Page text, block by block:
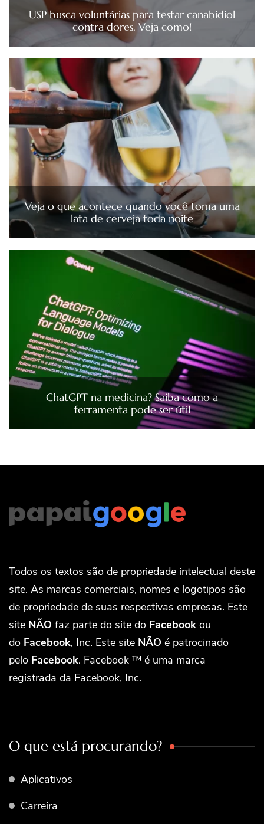
USP busca voluntárias para testar canabidiol
contra dores. Veja como!
Veja o que acontece quando você toma uma
lata de cerveja toda noite
ChatGPT na medicina? Saiba como a
ferramenta pode ser útil
Todos os textos são de propriedade intelectual deste
site. As marcas comerciais, nomes e logotipos são
de propriedade de suas respectivas empresas. Este
site NÃO faz parte do site do Facebook ou
do Facebook, Inc. Este site NÃO é patrocinado
pelo Facebook. Facebook ™ é uma marca
registrada da Facebook, Inc.
O que está procurando?
Aplicativos
Carreira